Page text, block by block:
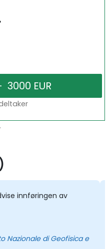
innføringen av
di Geofisica e